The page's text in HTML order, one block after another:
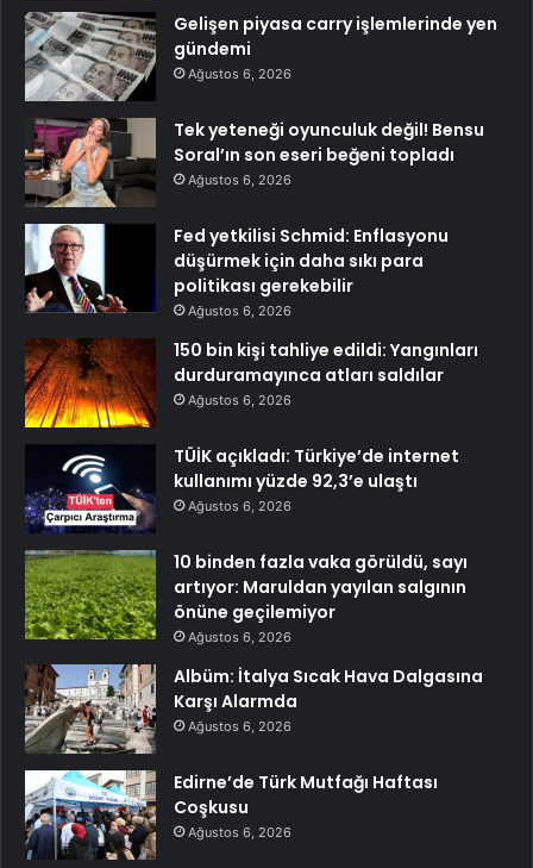
Gelişen piyasa carry işlemlerinde yen
gündemi
Ağustos 6, 2026
Tek yeteneği oyunculuk değil! Bensu
Soral’ın son eseri beğeni topladı
Ağustos 6, 2026
Fed yetkilisi Schmid: Enflasyonu
düşürmek için daha sıkı para
politikası gerekebilir
Ağustos 6, 2026
150 bin kişi tahliye edildi: Yangınları
durduramayınca atları saldılar
Ağustos 6, 2026
TÜİK açıkladı: Türkiye’de internet
kullanımı yüzde 92,3’e ulaştı
Ağustos 6, 2026
10 binden fazla vaka görüldü, sayı
artıyor: Maruldan yayılan salgının
önüne geçilemiyor
Ağustos 6, 2026
Albüm: İtalya Sıcak Hava Dalgasına
Karşı Alarmda
Ağustos 6, 2026
Edirne’de Türk Mutfağı Haftası
Coşkusu
Ağustos 6, 2026